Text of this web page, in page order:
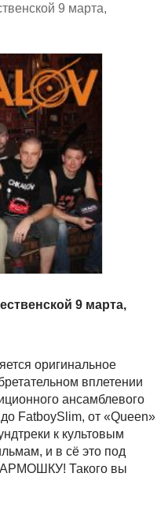
9 марта,
9 марта,
оригинальное
вплетении
ансамблевого
FatboySlim, от «Queen»
к культовым
и в сё это под
Такого вы